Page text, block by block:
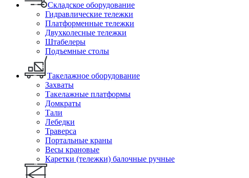
Складское оборудование
Гидравлические тележки
Платформенные тележки
Двухколесные тележки
Штабелеры
Подъемные столы
Такелажное оборудование
Захваты
Такелажные платформы
Домкраты
Тали
Лебедки
Траверса
Портальные краны
Весы крановые
Каретки (тележки) балочные ручные